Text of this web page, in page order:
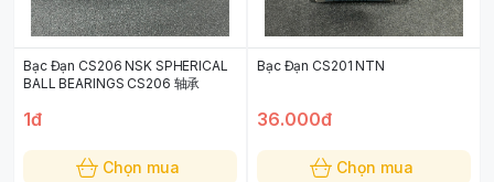
Bạc Đạn CS206 NSK SPHERICAL
BALL BEARINGS CS206 轴承
1đ
Chọn mua
Bạc Đạn CS201 NTN
36.000đ
Chọn mua